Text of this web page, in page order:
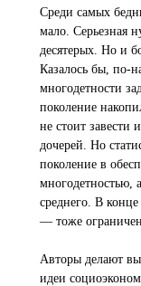
Среди самых
мало. Серьезная
десятерых. Но и
Казалось бы, по-
многодетности
поколение
не стоит завести
дочерей. Но
поколение в
многодетностью,
среднего. В
— тоже
Авторы делают
идеи